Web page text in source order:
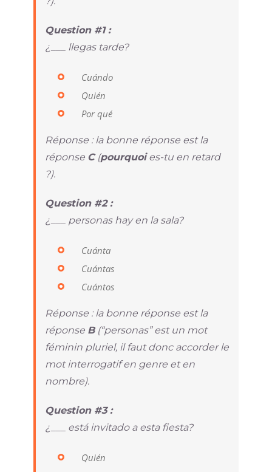
Question #1 :
¿___ llegas tarde?
Cuándo
Quién
Por qué
Réponse : la bonne réponse est la
réponse C(pourquoies-tu en retard
?).
Question #2 :
¿___ personas hay en la sala?
Cuánta
Cuántas
Cuántos
Réponse : la bonne réponse est la
réponse B(“personas” est un mot
féminin pluriel, il faut donc accorder le
mot interrogatif en genre et en
nombre).
Question #3 :
¿___ está invitado a esta fiesta?
Quién